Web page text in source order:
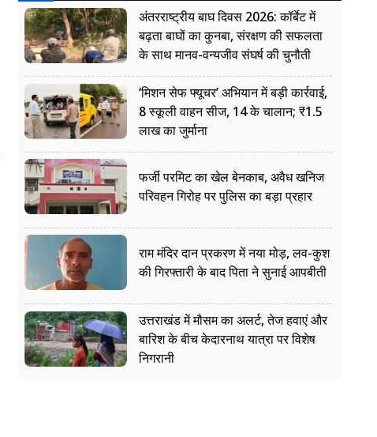
अंतरराष्ट्रीय बाघ दिवस 2026: कॉर्बेट में
बढ़ता बाघों का कुनबा, संरक्षण की सफलता
के साथ मानव-वन्यजीव संघर्ष की चुनौती
‘मिशन सेफ फ्यूचर’ अभियान में बड़ी कार्रवाई,
8 स्कूली वाहन सीज, 14 के चालान; ₹1.5
लाख का जुर्माना
फर्जी परमिट का खेल बेनकाब, अवैध खनिज
परिवहन गिरोह पर पुलिस का बड़ा प्रहार
राम मंदिर दान प्रकरण में नया मोड़, लव-कुश
की गिरफ्तारी के बाद पिता ने सुनाई आपबीती
उत्तराखंड में मौसम का अलर्ट, तेज हवाएं और
बारिश के बीच केदारनाथ यात्रा पर विशेष
निगरानी